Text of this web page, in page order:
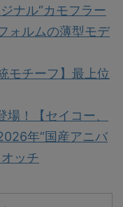
ナル“カモフラー
ォルムの薄型モデ
モチーフ】最上位
！【セイコー、
年“国産アニバ
ッチ